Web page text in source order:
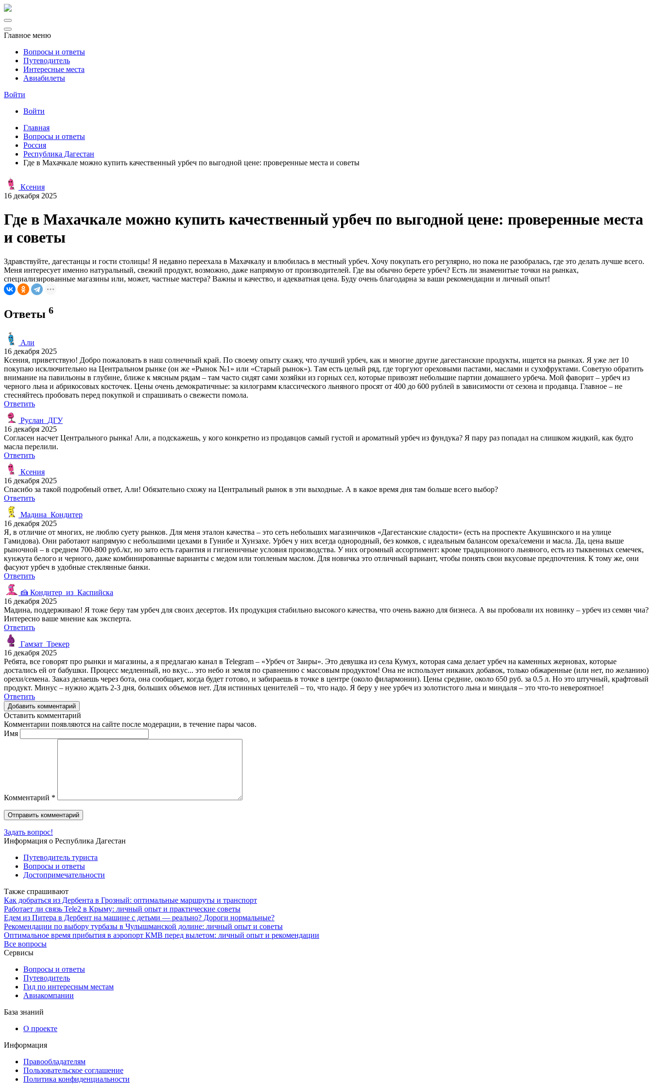
Главное меню
Вопросы и ответы
Путеводитель
Интересные места
Авиабилеты
Войти
Войти
Главная
Вопросы и ответы
Россия
Республика Дагестан
Где в Махачкале можно купить качественный урбеч по выгодной цене: проверенные места и советы
Ксения
16 декабря 2025
Где в Махачкале можно купить качественный урбеч по выгодной цене: проверенные места
и советы
Здравствуйте, дагестанцы и гости столицы! Я недавно переехала в Махачкалу и влюбилась в местный урбеч. Хочу покупать его регулярно, но пока не разобралась, где это делать лучше всего.
Меня интересует именно натуральный, свежий продукт, возможно, даже напрямую от производителей. Где вы обычно берете урбеч? Есть ли знаменитые точки на рынках,
специализированные магазины или, может, частные мастера? Важны и качество, и адекватная цена. Буду очень благодарна за ваши рекомендации и личный опыт!
Ответы 6
Али
16 декабря 2025
Ксения, приветствую! Добро пожаловать в наш солнечный край. По своему опыту скажу, что лучший урбеч, как и многие другие дагестанские продукты, ищется на рынках. Я уже лет 10
покупаю исключительно на Центральном рынке (он же «Рынок №1» или «Старый рынок»). Там есть целый ряд, где торгуют ореховыми пастами, маслами и сухофруктами. Советую обратить
внимание на павильоны в глубине, ближе к мясным рядам – там часто сидят сами хозяйки из горных сел, которые привозят небольшие партии домашнего урбеча. Мой фаворит – урбеч из
черного льна и абрикосовых косточек. Цены очень демократичные: за килограмм классического льняного просят от 400 до 600 рублей в зависимости от сезона и продавца. Главное – не
стесняйтесь пробовать перед покупкой и спрашивать о свежести помола.
Ответить
Руслан_ДГУ
16 декабря 2025
Согласен насчет Центрального рынка! Али, а подскажешь, у кого конкретно из продавцов самый густой и ароматный урбеч из фундука? Я пару раз попадал на слишком жидкий, как будто
масла перелили.
Ответить
Ксения
16 декабря 2025
Спасибо за такой подробный ответ, Али! Обязательно схожу на Центральный рынок в эти выходные. А в какое время дня там больше всего выбор?
Ответить
Мадина_Кондитер
16 декабря 2025
Я, в отличие от многих, не люблю суету рынков. Для меня эталон качества – это сеть небольших магазинчиков «Дагестанские сладости» (есть на проспекте Акушинского и на улице
Гамидова). Они работают напрямую с небольшими цехами в Гунибе и Хунзахе. Урбеч у них всегда однородный, без комков, с идеальным балансом ореха/семени и масла. Да, цена выше
рыночной – в среднем 700-800 руб./кг, но зато есть гарантия и гигиеничные условия производства. У них огромный ассортимент: кроме традиционного льняного, есть из тыквенных семечек,
кунжута белого и черного, даже комбинированные варианты с медом или топленым маслом. Для новичка это отличный вариант, чтобы понять свои вкусовые предпочтения. К тому же, они
фасуют урбеч в удобные стеклянные банки.
Ответить
🍰 Кондитер_из_Каспийска
16 декабря 2025
Мадина, поддерживаю! Я тоже беру там урбеч для своих десертов. Их продукция стабильно высокого качества, что очень важно для бизнеса. А вы пробовали их новинку – урбеч из семян чиа?
Интересно ваше мнение как эксперта.
Ответить
Гамзат_Трекер
16 декабря 2025
Ребята, все говорят про рынки и магазины, а я предлагаю канал в Telegram – «Урбеч от Заиры». Это девушка из села Кумух, которая сама делает урбеч на каменных жерновах, которые
достались ей от бабушки. Процесс медленный, но вкус... это небо и земля по сравнению с массовым продуктом! Она не использует никаких добавок, только обжаренные (или нет, по желанию)
орехи/семена. Заказ делаешь через бота, она сообщает, когда будет готово, и забираешь в точке в центре (около филармонии). Цены средние, около 650 руб. за 0.5 л. Но это штучный, крафтовый
продукт. Минус – нужно ждать 2-3 дня, больших объемов нет. Для истинных ценителей – то, что надо. Я беру у нее урбеч из золотистого льна и миндаля – это что-то невероятное!
Ответить
Добавить комментарий
Оставить комментарий
Комментарии появляются на сайте после модерации, в течение пары часов.
Имя
Комментарий *
Задать вопрос!
Информация о Республика Дагестан
Путеводитель туриста
Вопросы и ответы
Достопримечательности
Также спрашивают
Как добраться из Дербента в Грозный: оптимальные маршруты и транспорт
Работает ли связь Tele2 в Крыму: личный опыт и практические советы
Едем из Питера в Дербент на машине с детьми — реально? Дороги нормальные?
Рекомендации по выбору турбазы в Чулышманской долине: личный опыт и советы
Оптимальное время прибытия в аэропорт КМВ перед вылетом: личный опыт и рекомендации
Все вопросы
Сервисы
Вопросы и ответы
Путеводитель
Гид по интересным местам
Авиакомпании
База знаний
О проекте
Информация
Правообладателям
Пользовательское соглашение
Политика конфиденциальности